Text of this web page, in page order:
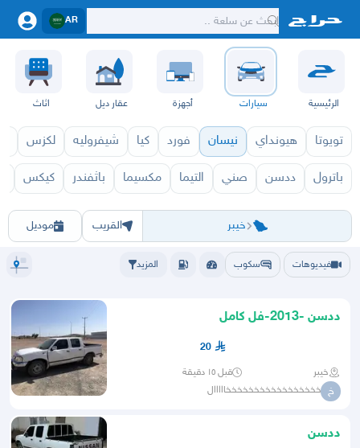
AR
الرئيسية سيارات أجهزة عقار ديل اثاث
تويوتا هيونداي نيسان فورد كيا شيفروليه لكزس
باترول ددسن صني التيما مكسيما باثفندر كيكس
خيبر
الرياض مكه الحناكية خيبر مهد الذهب
القريب موديل
نيسان 2027 نيسان
فيديوهات سكوب المزيد
ددسن -2013-فل كامل
20
خيبر قبل ١٥ دقيقة
خ خخخخخخخخخخخخخخخخخااااال
ددسن